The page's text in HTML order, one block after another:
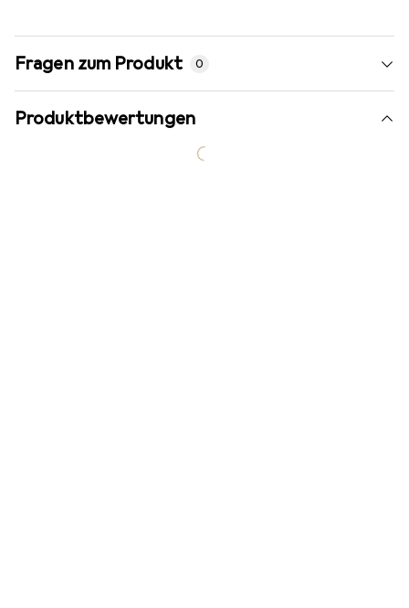
Fragen zum Produkt 0
Produktbewertungen